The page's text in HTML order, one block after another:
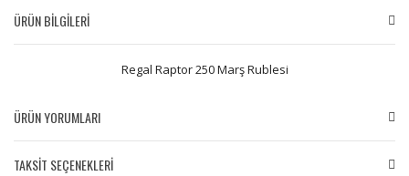
ÜRÜN BİLGİLERİ
Regal Raptor 250 Marş Rublesi
ÜRÜN YORUMLARI
TAKSİT SEÇENEKLERİ